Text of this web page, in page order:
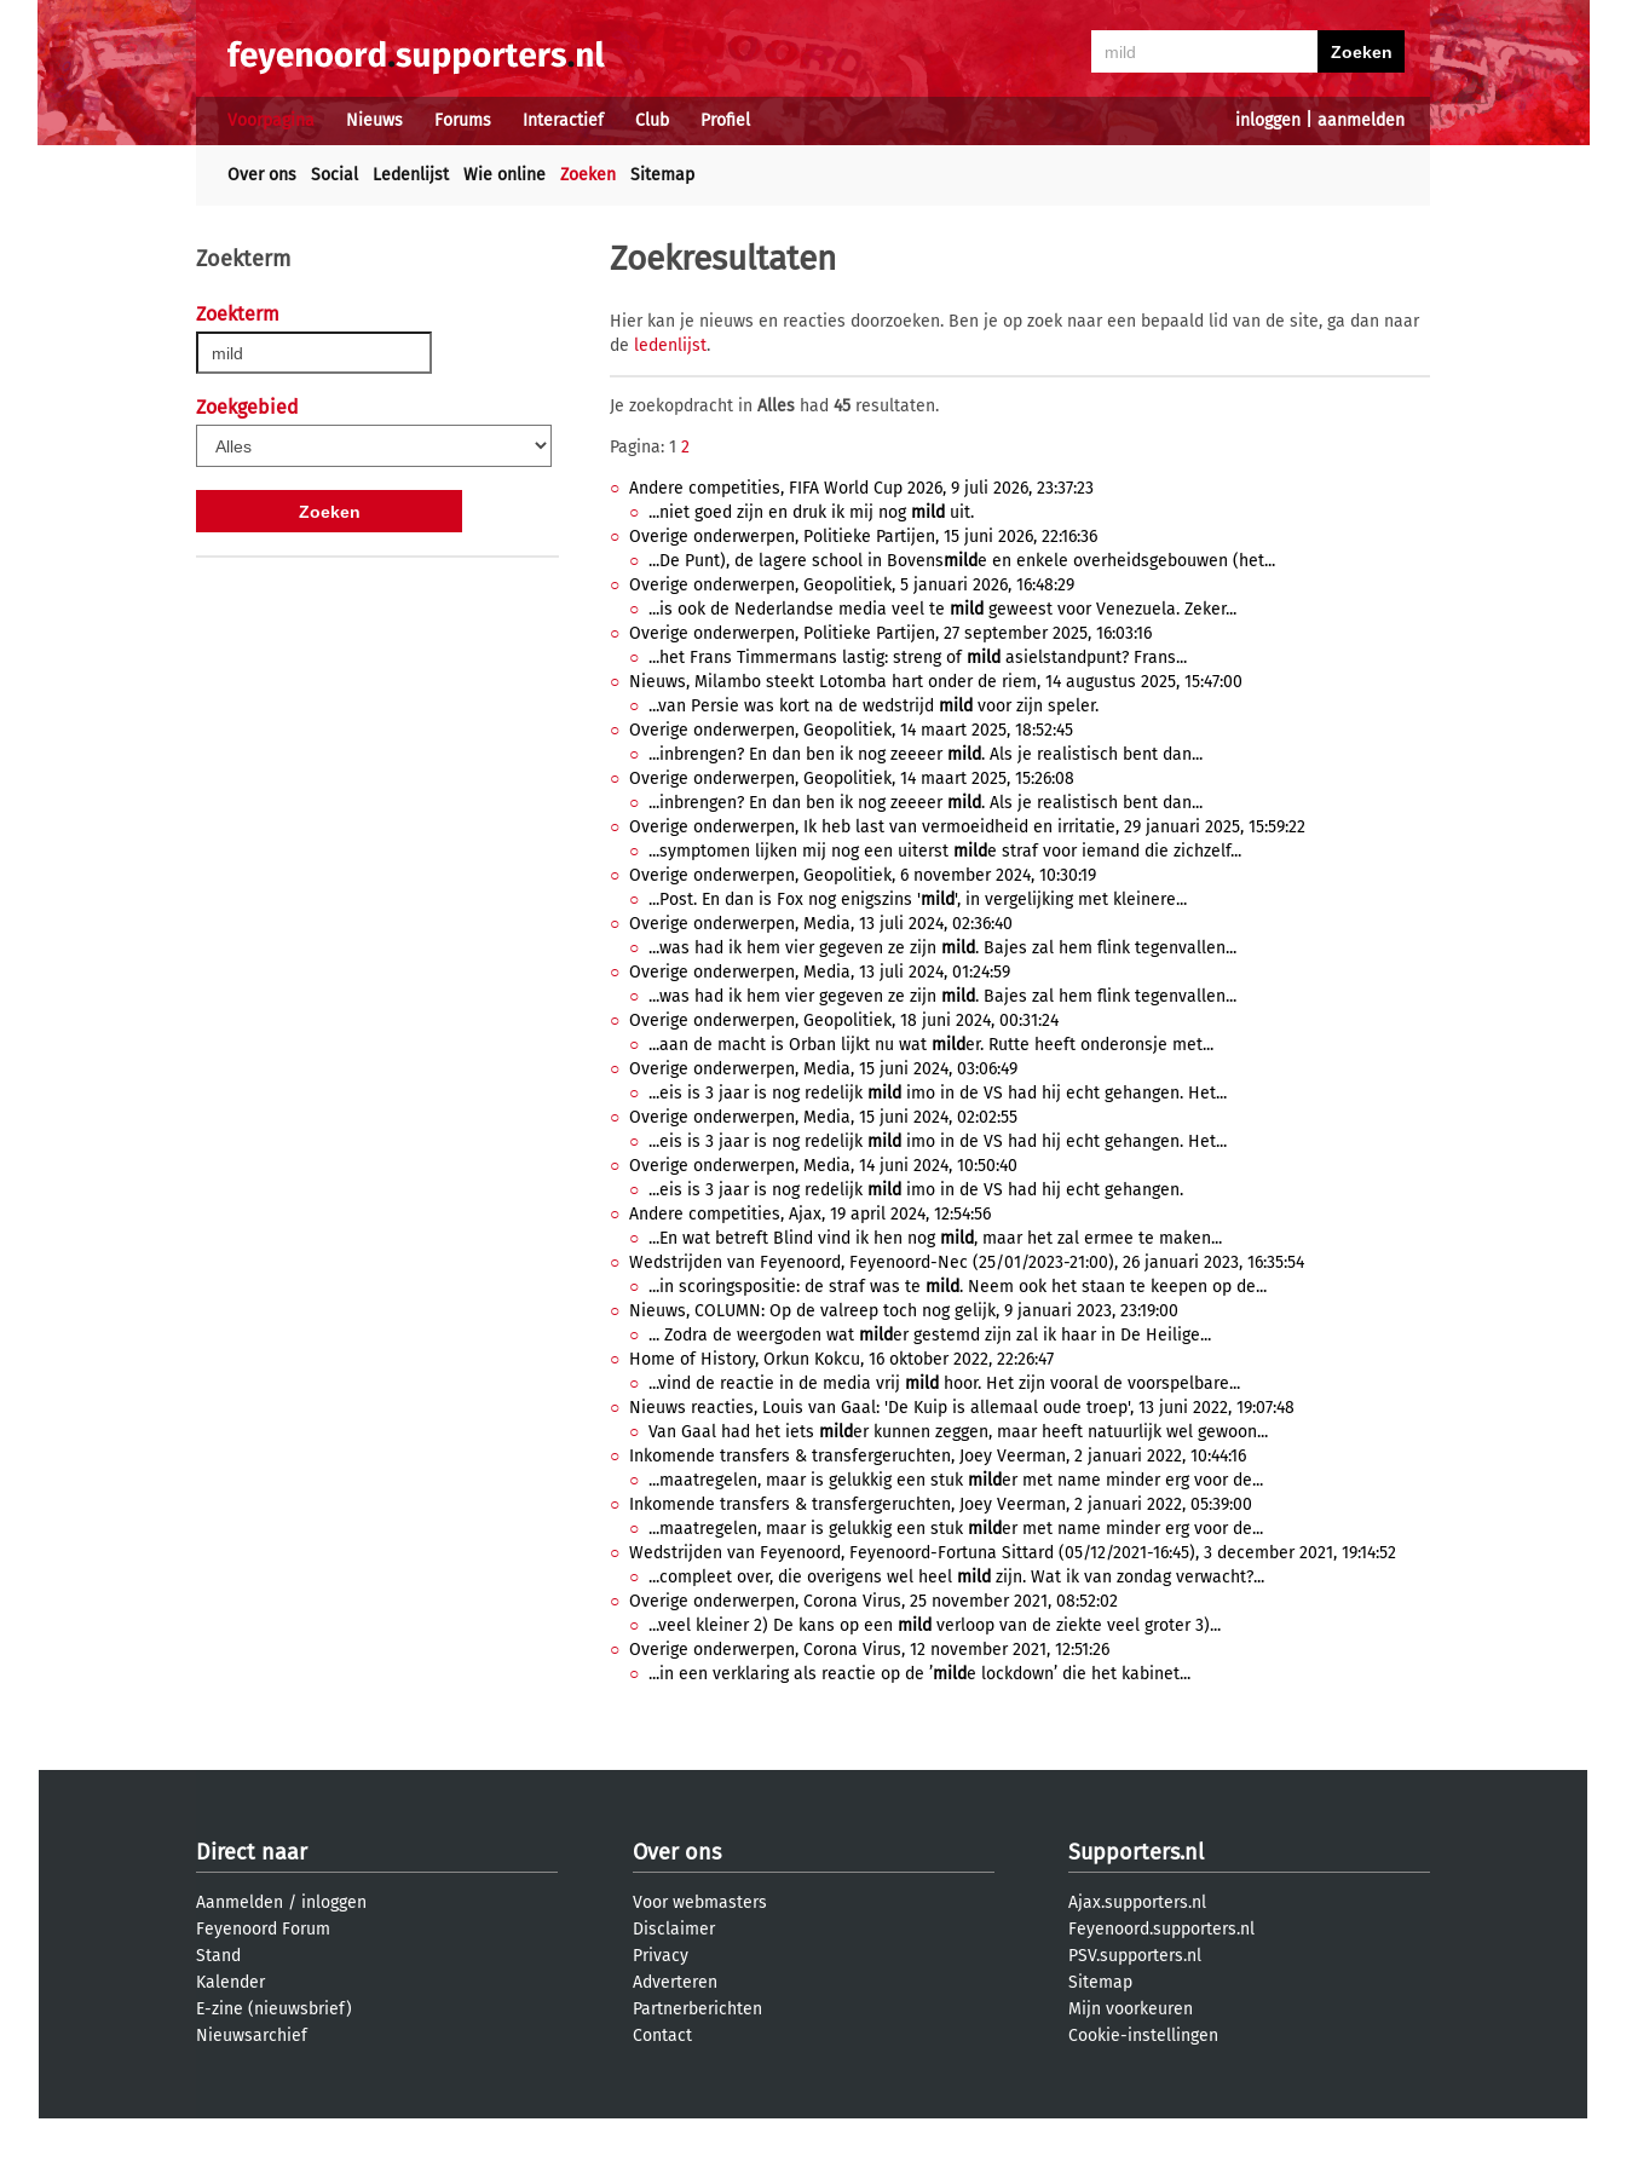
inloggen aanmelden
Voorpagina Nieuws Forums Interactief Club Profiel
Over ons Social Ledenlijst Wie online Zoeken Sitemap
Zoekterm
Zoekterm
Zoekgebied
Zoekresultaten
Hier kan je nieuws en reacties doorzoeken. Ben je op zoek naar een bepaald lid van de site, ga dan naar
de ledenlijst.
Je zoekopdracht in Alles had 45 resultaten.
Pagina: 1 2
Andere competities, FIFA World Cup 2026, 9 juli 2026, 23:37:23
...niet goed zijn en druk ik mij nog mild uit.
Overige onderwerpen, Politieke Partijen, 15 juni 2026, 22:16:36
...De Punt), de lagere school in Bovensmilde en enkele overheidsgebouwen (het...
Overige onderwerpen, Geopolitiek, 5 januari 2026, 16:48:29
...is ook de Nederlandse media veel te mild geweest voor Venezuela. Zeker...
Overige onderwerpen, Politieke Partijen, 27 september 2025, 16:03:16
...het Frans Timmermans lastig: streng of mild asielstandpunt? Frans...
Nieuws, Milambo steekt Lotomba hart onder de riem, 14 augustus 2025, 15:47:00
...van Persie was kort na de wedstrijd mild voor zijn speler.
Overige onderwerpen, Geopolitiek, 14 maart 2025, 18:52:45
...inbrengen? En dan ben ik nog zeeeer mild. Als je realistisch bent dan...
Overige onderwerpen, Geopolitiek, 14 maart 2025, 15:26:08
...inbrengen? En dan ben ik nog zeeeer mild. Als je realistisch bent dan...
Overige onderwerpen, Ik heb last van vermoeidheid en irritatie, 29 januari 2025, 15:59:22
...symptomen lijken mij nog een uiterst milde straf voor iemand die zichzelf...
Overige onderwerpen, Geopolitiek, 6 november 2024, 10:30:19
...Post. En dan is Fox nog enigszins 'mild', in vergelijking met kleinere...
Overige onderwerpen, Media, 13 juli 2024, 02:36:40
...was had ik hem vier gegeven ze zijn mild. Bajes zal hem flink tegenvallen...
Overige onderwerpen, Media, 13 juli 2024, 01:24:59
...was had ik hem vier gegeven ze zijn mild. Bajes zal hem flink tegenvallen...
Overige onderwerpen, Geopolitiek, 18 juni 2024, 00:31:24
...aan de macht is Orban lijkt nu wat milder. Rutte heeft onderonsje met...
Overige onderwerpen, Media, 15 juni 2024, 03:06:49
...eis is 3 jaar is nog redelijk mild imo in de VS had hij echt gehangen. Het...
Overige onderwerpen, Media, 15 juni 2024, 02:02:55
...eis is 3 jaar is nog redelijk mild imo in de VS had hij echt gehangen. Het...
Overige onderwerpen, Media, 14 juni 2024, 10:50:40
...eis is 3 jaar is nog redelijk mild imo in de VS had hij echt gehangen.
Andere competities, Ajax, 19 april 2024, 12:54:56
...En wat betreft Blind vind ik hen nog mild, maar het zal ermee te maken...
Wedstrijden van Feyenoord, Feyenoord-Nec (25/01/2023-21:00), 26 januari 2023, 16:35:54
...in scoringspositie: de straf was te mild. Neem ook het staan te keepen op de...
Nieuws, COLUMN: Op de valreep toch nog gelijk, 9 januari 2023, 23:19:00
... Zodra de weergoden wat milder gestemd zijn zal ik haar in De Heilige...
Home of History, Orkun Kokcu, 16 oktober 2022, 22:26:47
...vind de reactie in de media vrij mild hoor. Het zijn vooral de voorspelbare...
Nieuws reacties, Louis van Gaal: 'De Kuip is allemaal oude troep', 13 juni 2022, 19:07:48
Van Gaal had het iets milder kunnen zeggen, maar heeft natuurlijk wel gewoon...
Inkomende transfers & transfergeruchten, Joey Veerman, 2 januari 2022, 10:44:16
...maatregelen, maar is gelukkig een stuk milder met name minder erg voor de...
Inkomende transfers & transfergeruchten, Joey Veerman, 2 januari 2022, 05:39:00
...maatregelen, maar is gelukkig een stuk milder met name minder erg voor de...
Wedstrijden van Feyenoord, Feyenoord-Fortuna Sittard (05/12/2021-16:45), 3 december 2021, 19:14:52
...compleet over, die overigens wel heel mild zijn. Wat ik van zondag verwacht?...
Overige onderwerpen, Corona Virus, 25 november 2021, 08:52:02
...veel kleiner 2) De kans op een mild verloop van de ziekte veel groter 3)...
Overige onderwerpen, Corona Virus, 12 november 2021, 12:51:26
...in een verklaring als reactie op de ’milde lockdown’ die het kabinet...
Direct naar
Aanmelden / inloggen
Feyenoord Forum
Stand
Kalender
E-zine (nieuwsbrief)
Nieuwsarchief
Over ons
Voor webmasters
Disclaimer
Privacy
Adverteren
Partnerberichten
Contact
Supporters.nl
Ajax.supporters.nl
Feyenoord.supporters.nl
PSV.supporters.nl
Sitemap
Mijn voorkeuren
Cookie-instellingen